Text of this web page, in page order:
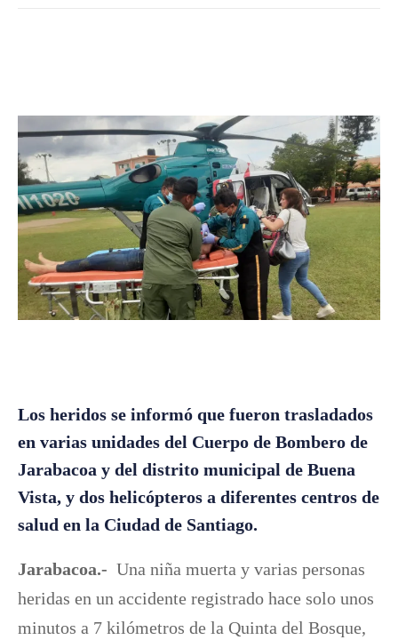
Los heridos se informó que fueron trasladados
en varias unidades del Cuerpo de Bombero de
Jarabacoa y del distrito municipal de Buena
Vista, y dos helicópteros a diferentes centros de
salud en la Ciudad de Santiago.
Jarabacoa.- Una niña muerta y varias personas
heridas en un accidente registrado hace solo unos
minutos a 7 kilómetros de la Quinta del Bosque,